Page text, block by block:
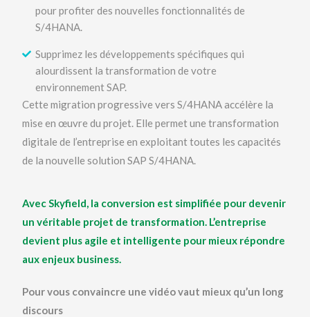
pour profiter des nouvelles fonctionnalités de
S/4HANA.
Supprimez les développements spécifiques qui
alourdissent la transformation de votre
environnement SAP.
Cette migration progressive vers S/4HANA accélère la
mise en œuvre du projet. Elle permet une transformation
digitale de l’entreprise en exploitant toutes les capacités
de la nouvelle solution SAP S/4HANA.
Avec Skyfield, la conversion est simplifiée pour devenir
un véritable projet de transformation. L’entreprise
devient plus agile et intelligente pour mieux répondre
aux enjeux business.
Pour vous convaincre une vidéo vaut mieux qu’un long
discours